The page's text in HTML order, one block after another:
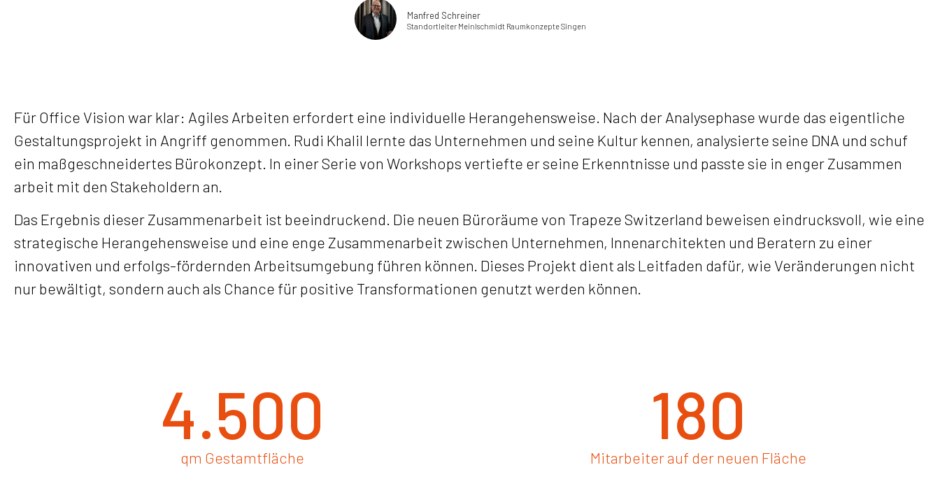
Manfred Schreiner
Standortleiter Meinlschmidt Raumkonzepte Singen
Für Office Vision war klar: Agiles Arbeiten erfordert eine individuelle Herangehensweise. Nach der Analysephase wurde das eigentliche
Gestaltungsprojekt in Angriff genommen. Rudi Khalil lernte das Unternehmen und seine Kultur kennen, analysierte seine DNA und schuf
ein maßgeschneidertes Bürokonzept. In einer Serie von Workshops vertiefte er seine Erkenntnisse und passte sie in enger Zusammen
arbeit mit den Stakeholdern an.
Das Ergebnis dieser Zusammenarbeit ist beeindruckend. Die neuen Büroräume von Trapeze Switzerland beweisen eindrucksvoll, wie eine
strategische Herangehensweise und eine enge Zusammenarbeit zwischen Unternehmen, Innenarchitekten und Beratern zu einer
innovativen und erfolgs-fördernden Arbeitsumgebung führen können. Dieses Projekt dient als Leitfaden dafür, wie Veränderungen nicht
nur bewältigt, sondern auch als Chance für positive Transformationen genutzt werden können.
4.500
qm Gestamtfläche
180
Mitarbeiter auf der neuen Fläche